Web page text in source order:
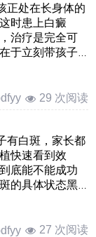
正处在长身体的
时患上白癜
治疗是完全可
于立刻带孩子
29 次阅读
有白斑，家长都
快速看到效
底能不能成功
的具体状态黑
27 次阅读